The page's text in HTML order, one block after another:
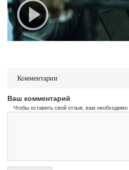
Комментарии
Ваш комментарий
Чтобы оставить свой отзыв, вам необходимо